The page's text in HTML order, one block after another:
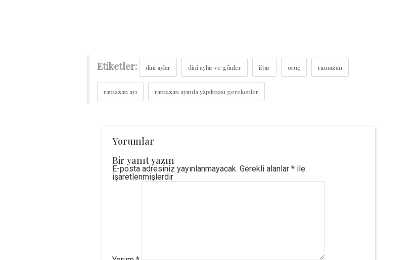
Etiketler: dini aylar dini aylar ve günler iftar oruç ramazan
ramazan ayı ramazan ayında yapılması gerekenler
Yorumlar
Bir yanıt yazın
E-posta adresiniz yayınlanmayacak. Gerekli alanlar * ile
işaretlenmişlerdir